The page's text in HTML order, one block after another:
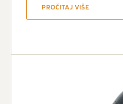
PROČITAJ VIŠE